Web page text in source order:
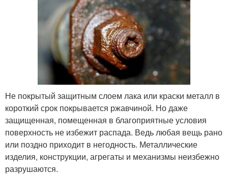
Не покрытый защитным слоем лака или краски металл в
короткий срок покрывается ржавчиной. Но даже
защищенная, помещенная в благоприятные условия
поверхность не избежит распада. Ведь любая вещь рано
или поздно приходит в негодность. Металлические
изделия, конструкции, агрегаты и механизмы неизбежно
разрушаются.